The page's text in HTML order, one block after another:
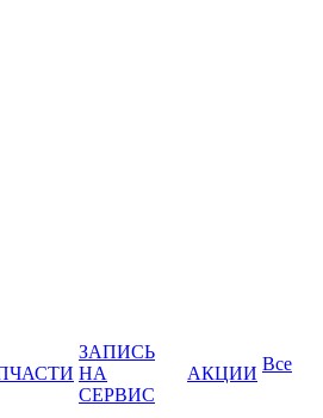
ЗАПИСЬ
НА
СЕРВИС
АКЦИИ Все